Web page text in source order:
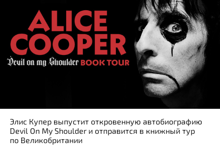
Элис Купер выпустит откровенную автобиографию
Devil On My Shoulder и отправится в книжный тур
по Великобритании